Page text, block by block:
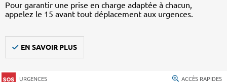
Pour garantir une prise en charge adaptée à chacun,
appelez le 15 avant tout déplacement aux urgences.
EN SAVOIR PLUS
URGENCES ACCÈS RAPIDES